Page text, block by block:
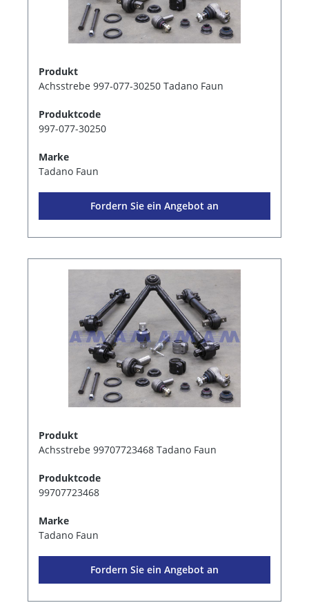
Produkt
Achsstrebe 997-077-30250 Tadano Faun
Produktcode
997-077-30250
Marke
Tadano Faun
Fordern Sie ein Angebot an
Produkt
Achsstrebe 99707723468 Tadano Faun
Produktcode
99707723468
Marke
Tadano Faun
Fordern Sie ein Angebot an